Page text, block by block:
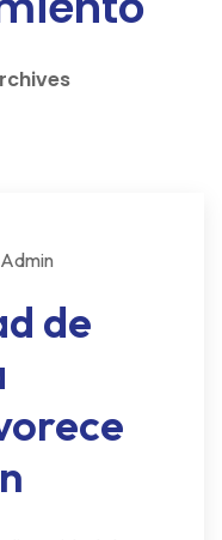
Admin
de